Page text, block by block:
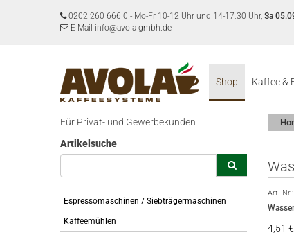
0202 260 666 0 - Mo-Fr 10-12 Uhr und 14-17:30 Uhr, Sa
E-Mail info@avola-gmbh.de
Shop Kaffee &
Für Privat- und Gewerbekunden
Artikelsuche
Espressomaschinen / Siebträgermaschinen
Kaffeemühlen
Art.-Nr.:
4,51 €